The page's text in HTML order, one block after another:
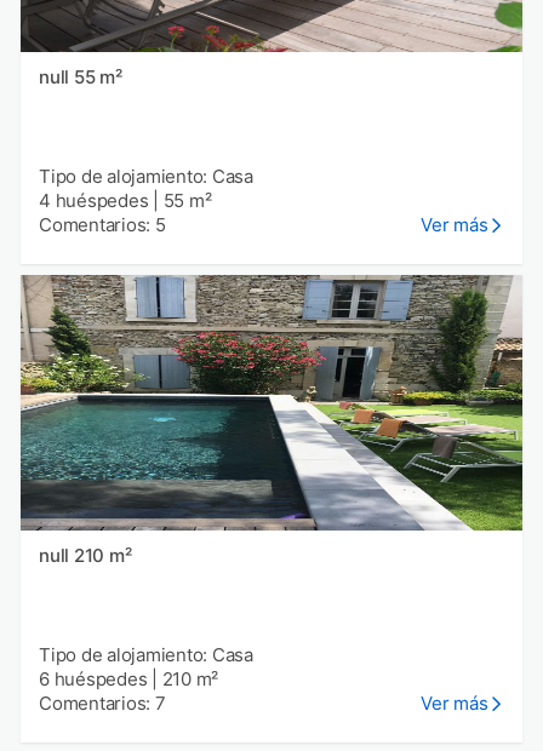
null 55 m²
Tipo de alojamiento: Casa
4 huéspedes
55 m²
Comentarios: 5
Ver más
null 210 m²
Tipo de alojamiento: Casa
6 huéspedes
210 m²
Comentarios: 7
Ver más